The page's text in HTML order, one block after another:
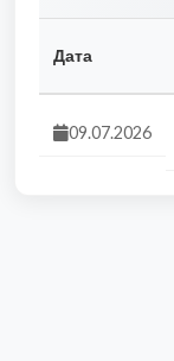
Дата
09.07.2026